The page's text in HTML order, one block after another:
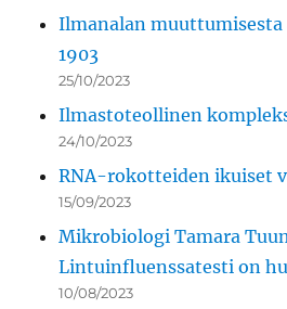
Ilmanalan
1903
25/10/2023
Ilmastoteollinen
24/10/2023
RNA-rokotteiden ikuiset
15/09/2023
Mikrobiologi Tamara
Lintuinfluenssatesti on
10/08/2023